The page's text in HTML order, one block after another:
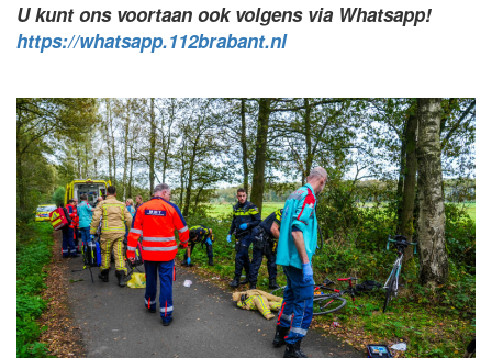
U kunt ons voortaan ook volgens via Whatsapp!
https://whatsapp.112brabant.nl